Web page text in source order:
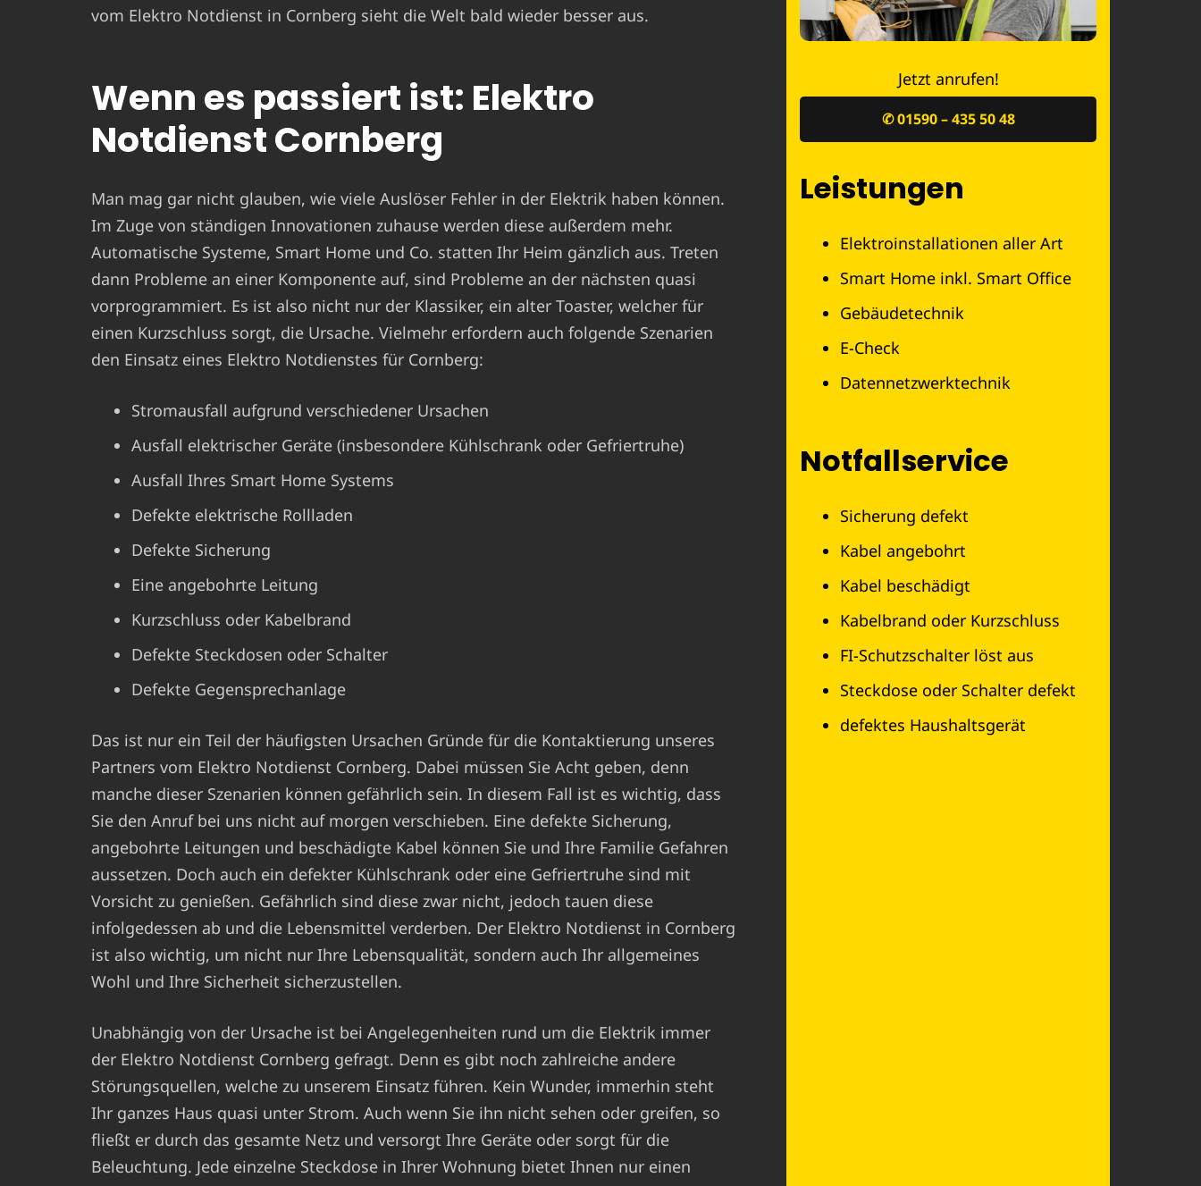
vom Elektro Notdienst in Cornberg sieht die Welt bald wieder besser aus.
Wenn es passiert ist: Elektro
Notdienst Cornberg
Man mag gar nicht glauben, wie viele Auslöser Fehler in der Elektrik haben können.
Im Zuge von ständigen Innovationen zuhause werden diese außerdem mehr.
Automatische Systeme, Smart Home und Co. statten Ihr Heim gänzlich aus. Treten
dann Probleme an einer Komponente auf, sind Probleme an der nächsten quasi
vorprogrammiert. Es ist also nicht nur der Klassiker, ein alter Toaster, welcher für
einen Kurzschluss sorgt, die Ursache. Vielmehr erfordern auch folgende Szenarien
den Einsatz eines Elektro Notdienstes für Cornberg:
Stromausfall aufgrund verschiedener Ursachen
Ausfall elektrischer Geräte (insbesondere Kühlschrank oder Gefriertruhe)
Ausfall Ihres Smart Home Systems
Defekte elektrische Rollladen
Defekte Sicherung
Eine angebohrte Leitung
Kurzschluss oder Kabelbrand
Defekte Steckdosen oder Schalter
Defekte Gegensprechanlage
Das ist nur ein Teil der häufigsten Ursachen Gründe für die Kontaktierung unseres
Partners vom Elektro Notdienst Cornberg. Dabei müssen Sie Acht geben, denn
manche dieser Szenarien können gefährlich sein. In diesem Fall ist es wichtig, dass
Sie den Anruf bei uns nicht auf morgen verschieben. Eine defekte Sicherung,
angebohrte Leitungen und beschädigte Kabel können Sie und Ihre Familie Gefahren
aussetzen. Doch auch ein defekter Kühlschrank oder eine Gefriertruhe sind mit
Vorsicht zu genießen. Gefährlich sind diese zwar nicht, jedoch tauen diese
infolgedessen ab und die Lebensmittel verderben. Der Elektro Notdienst in Cornberg
ist also wichtig, um nicht nur Ihre Lebensqualität, sondern auch Ihr allgemeines
Wohl und Ihre Sicherheit sicherzustellen.
Unabhängig von der Ursache ist bei Angelegenheiten rund um die Elektrik immer
der Elektro Notdienst Cornberg gefragt. Denn es gibt noch zahlreiche andere
Störungsquellen, welche zu unserem Einsatz führen. Kein Wunder, immerhin steht
Ihr ganzes Haus quasi unter Strom. Auch wenn Sie ihn nicht sehen oder greifen, so
fließt er durch das gesamte Netz und versorgt Ihre Geräte oder sorgt für die
Beleuchtung. Jede einzelne Steckdose in Ihrer Wohnung bietet Ihnen nur einen
Jetzt anrufen!
✆ 01590 – 435 50 48
Leistungen
Elektroinstallationen aller Art
Smart Home inkl. Smart Office
Gebäudetechnik
E-Check
Datennetzwerktechnik
Notfallservice
Sicherung defekt
Kabel angebohrt
Kabel beschädigt
Kabelbrand oder Kurzschluss
FI-Schutzschalter löst aus
Steckdose oder Schalter defekt
defektes Haushaltsgerät